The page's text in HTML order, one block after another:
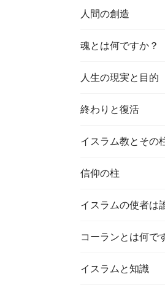
人間の創造
魂とは何ですか？
人生の現実と目的
終わりと復活
イスラム教とその
信仰の柱
イスラムの使者は
コーランとは何で
イスラムと知識